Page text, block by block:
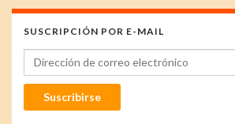
SUSCRIPCIÓN POR E-MAIL
Dirección de correo electrónico
Suscribirse